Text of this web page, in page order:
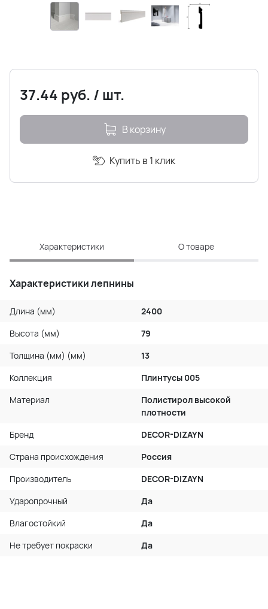
37.44 руб. / шт.
В корзину
Купить в 1 клик
Характеристики О товаре
Характеристики лепнины
Длина (мм)
2400
Высота (мм)
79
Толщина (мм) (мм)
13
Коллекция
Плинтусы 005
Материал
Полистирол высокой
плотности
Бренд
DECOR-DIZAYN
Страна происхождения
Россия
Производитель
DECOR-DIZAYN
Ударопрочный
Да
Влагостойкий
Да
Не требует покраски
Да